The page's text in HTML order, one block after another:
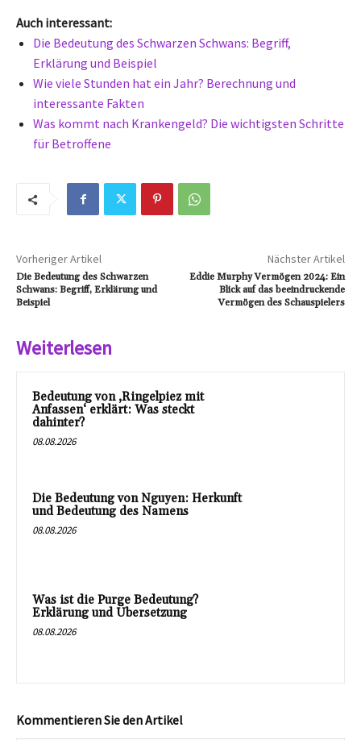
Auch interessant:
Die Bedeutung des Schwarzen Schwans: Begriff,
Erklärung und Beispiel
Wie viele Stunden hat ein Jahr? Berechnung und
interessante Fakten
Was kommt nach Krankengeld? Die wichtigsten Schritte
für Betroffene
Vorheriger Artikel
Die Bedeutung des Schwarzen
Schwans: Begriff, Erklärung und
Beispiel
Nächster Artikel
Eddie Murphy Vermögen 2024: Ein
Blick auf das beeindruckende
Vermögen des Schauspielers
Weiterlesen
Bedeutung von ‚Ringelpiez mit
Anfassen‘ erklärt: Was steckt
dahinter?
08.08.2026
Die Bedeutung von Nguyen: Herkunft
und Bedeutung des Namens
08.08.2026
Was ist die Purge Bedeutung?
Erklärung und Übersetzung
08.08.2026
Kommentieren Sie den Artikel